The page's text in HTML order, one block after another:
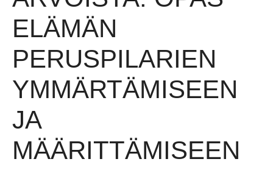
ELÄMÄN
PERUSPILARIEN
YMMÄRTÄMISEEN
JA
MÄÄRITTÄMISEEN